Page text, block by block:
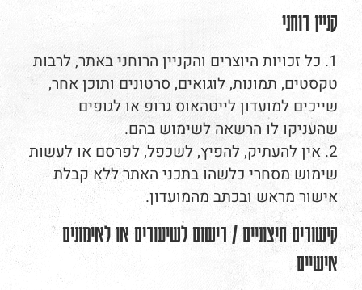
קניין רוחני
1. כל זכויות היוצרים והקניין הרוחני באתר, לרבות
טקסטים, תמונות, לוגואים, סרטונים ותוכן אחר,
שייכים למועדון לייטהאוס גרופ או לגופים
שהעניקו לו הרשאה לשימוש בהם.
2. אין להעתיק, להפיץ, לשכפל, לפרסם או לעשות
שימוש מסחרי כלשהו בתכני האתר ללא קבלת
אישור מראש ובכתב מהמועדון.
קישורים חיצוניים / רישום לשיעורים או לאימונים
אישיים